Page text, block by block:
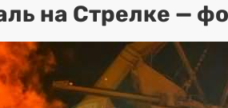
на Стрелке —